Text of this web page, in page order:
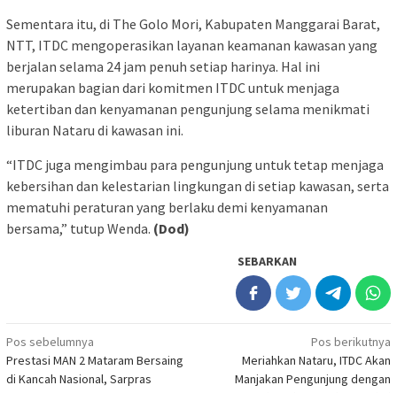
Sementara itu, di The Golo Mori, Kabupaten Manggarai Barat,
NTT, ITDC mengoperasikan layanan keamanan kawasan yang
berjalan selama 24 jam penuh setiap harinya. Hal ini
merupakan bagian dari komitmen ITDC untuk menjaga
ketertiban dan kenyamanan pengunjung selama menikmati
liburan Nataru di kawasan ini.
“ITDC juga mengimbau para pengunjung untuk tetap menjaga
kebersihan dan kelestarian lingkungan di setiap kawasan, serta
mematuhi peraturan yang berlaku demi kenyamanan
bersama,” tutup Wenda. (Dod)
SEBARKAN
Navigasi
pos
Pos sebelumnya
Prestasi MAN 2 Mataram Bersaing
di Kancah Nasional, Sarpras
Pos berikutnya
Meriahkan Nataru, ITDC Akan
Manjakan Pengunjung dengan